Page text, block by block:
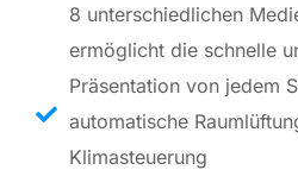
8 unterschiedlichen
ermöglicht die schnelle
Präsentation von jedem
automatische
Klimasteuerung